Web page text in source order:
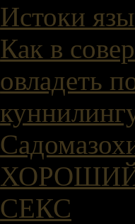
Истоки
Как в
овладеть
СЕКС